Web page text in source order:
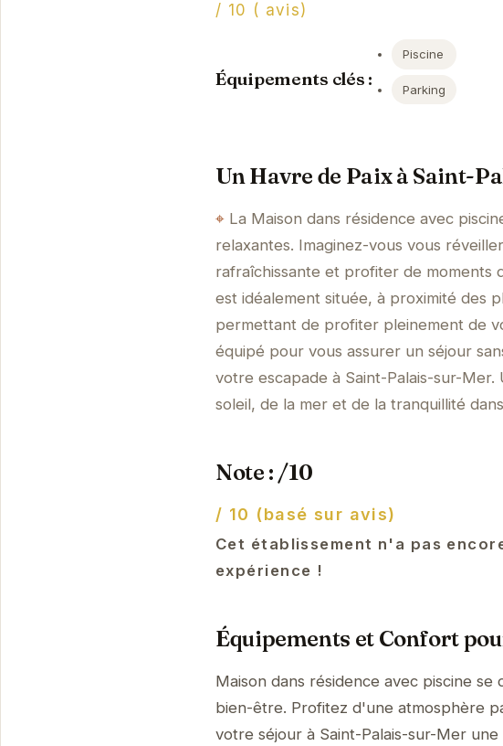
/ 10 ( avis)
Équipements clés :
Piscine
Parking
Un Havre de Paix à Saint-
La Maison dans résidence avec
relaxantes. Imaginez-vous vous
rafraîchissante et profiter de moments
est idéalement située, à proximité des
permettant de profiter pleinement de
équipé pour vous assurer un séjour
votre escapade à Saint-Palais-sur-
soleil, de la mer et de la tranquillité
Note : /10
/ 10 (basé sur avis)
Cet établissement n'a pas
expérience !
Équipements et Confort
Maison dans résidence avec piscine
bien-être. Profitez d'une atmosphère
votre séjour à Saint-Palais-sur-Mer